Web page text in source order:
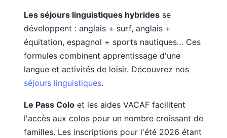
Les séjours linguistiques hybrides se
développent : anglais + surf, anglais +
équitation, espagnol + sports nautiques… Ces
formules combinent apprentissage d'une
langue et activités de loisir. Découvrez nos
séjours linguistiques.
Le Pass Colo et les aides VACAF facilitent
l'accès aux colos pour un nombre croissant de
familles. Les inscriptions pour l'été 2026 étant